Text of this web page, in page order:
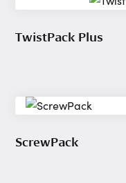
TwistPack Plus
ScrewPack